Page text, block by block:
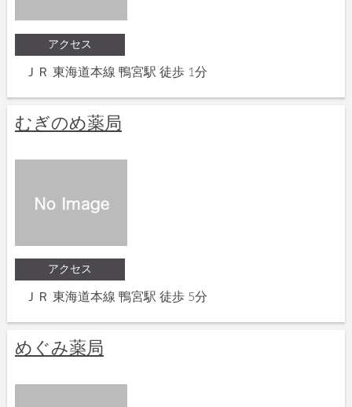
アクセス
ＪＲ 東海道本線 鴨宮駅 徒歩 1分
むぎのめ薬局
アクセス
ＪＲ 東海道本線 鴨宮駅 徒歩 5分
めぐみ薬局